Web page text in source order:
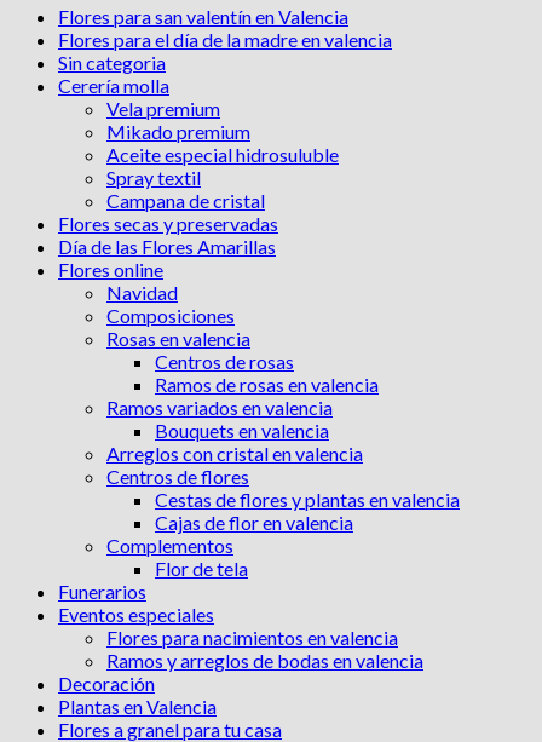
Flores para san valentín en Valencia
Flores para el día de la madre en valencia
Sin categoria
Cerería molla
Vela premium
Mikado premium
Aceite especial hidrosuluble
Spray textil
Campana de cristal
Flores secas y preservadas
Día de las Flores Amarillas
Flores online
Navidad
Composiciones
Rosas en valencia
Centros de rosas
Ramos de rosas en valencia
Ramos variados en valencia
Bouquets en valencia
Arreglos con cristal en valencia
Centros de flores
Cestas de flores y plantas en valencia
Cajas de flor en valencia
Complementos
Flor de tela
Funerarios
Eventos especiales
Flores para nacimientos en valencia
Ramos y arreglos de bodas en valencia
Decoración
Plantas en Valencia
Flores a granel para tu casa